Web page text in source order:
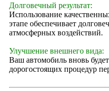
Долговечный результат:
Использование
этапе обеспечивает
атмосферных воздействий.
Улучшение внешнего вида:
Ваш автомобиль вновь
дорогостоящих процедур